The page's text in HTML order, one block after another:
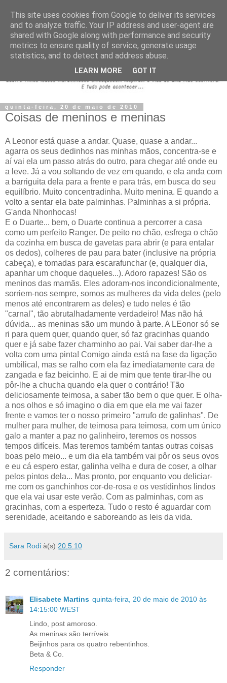
quinta-feira, 20 de maio de 2010
Coisas de meninos e meninas
A Leonor está quase a andar. Quase, quase a andar...
agarra os seus dedinhos nas minhas mãos, concentra-se e
aí vai ela um passo atrás do outro, para chegar até onde eu
a leve. Já a vou soltando de vez em quando, e ela anda com
a barriguita dela para a frente e para trás, em busca do seu
equilíbrio. Muito concentradinha. Muito menina. E quando a
volto a sentar ela bate palminhas. Palminhas a si própria.
G'anda Nhonhocas!
E o Duarte... bem, o Duarte continua a percorrer a casa
como um perfeito Ranger. De peito no chão, esfrega o chão
da cozinha em busca de gavetas para abrir (e para entalar
os dedos), colheres de pau para bater (inclusive na própria
cabeça), e tomadas para escarafunchar (e, qualquer dia,
apanhar um choque daqueles...). Adoro rapazes! São os
meninos das mamãs. Eles adoram-nos incondicionalmente,
sorriem-nos sempre, somos as mulheres da vida deles (pelo
menos até encontrarem as deles) e tudo neles é tão
"carnal", tão abrutalhadamente verdadeiro! Mas não há
dúvida... as meninas são um mundo à parte. A LEonor só se
ri para quem quer, quando quer, só faz gracinhas quando
quer e já sabe fazer charminho ao pai. Vai saber dar-lhe a
volta com uma pinta! Comigo ainda está na fase da ligação
umbilical, mas se ralho com ela faz imediatamente cara de
zangada e faz beicinho. E ai de mim que tente tirar-lhe ou
pôr-lhe a chucha quando ela quer o contrário! Tão
deliciosamente teimosa, a saber tão bem o que quer. E olha-
a nos olhos e só imagino o dia em que ela me vai fazer
frente e vamos ter o nosso primeiro "arrufo de galinhas". De
mulher para mulher, de teimosa para teimosa, com um único
galo a manter a paz no galinheiro, teremos os nossos
tempos difíceis. Mas teremos também tantas outras coisas
boas pelo meio... e um dia ela também vai pôr os seus ovos
e eu cá espero estar, galinha velha e dura de coser, a olhar
pelos pintos dela... Mas pronto, por enquanto vou deliciar-
me com os ganchinhos cor-de-rosa e os vestidinhos lindos
que ela vai usar este verão. Com as palminhas, com as
gracinhas, com a esperteza. Tudo o resto é aguardar com
serenidade, aceitando e saboreando as leis da vida.
Sara Rodi à(s) 20.5.10
2 comentários:
Elisabete Martins quinta-feira, 20 de maio de 2010 às
14:15:00 WEST
Lindo, post amoroso.
As meninas são terríveis.
Beijinhos para os quatro rebentinhos.
Beta & Co.
Responder
This site uses cookies from Google to deliver its services
and to analyze traffic. Your IP address and user-agent are
shared with Google along with performance and security
metrics to ensure quality of service, generate usage
statistics, and to detect and address abuse.
LEARN MORE GOT IT